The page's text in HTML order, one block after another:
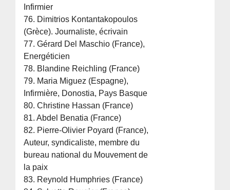
Infirmier
76. Dimitrios Kontantakopoulos
(Grèce). Journaliste, écrivain
77. Gérard Del Maschio (France),
Energéticien
78. Blandine Reichling (France)
79. Maria Miguez (Espagne),
Infirmière, Donostia, Pays Basque
80. Christine Hassan (France)
81. Abdel Benatia (France)
82. Pierre-Olivier Poyard (France),
Auteur, syndicaliste, membre du
bureau national du Mouvement de
la paix
83. Reynold Humphries (France)